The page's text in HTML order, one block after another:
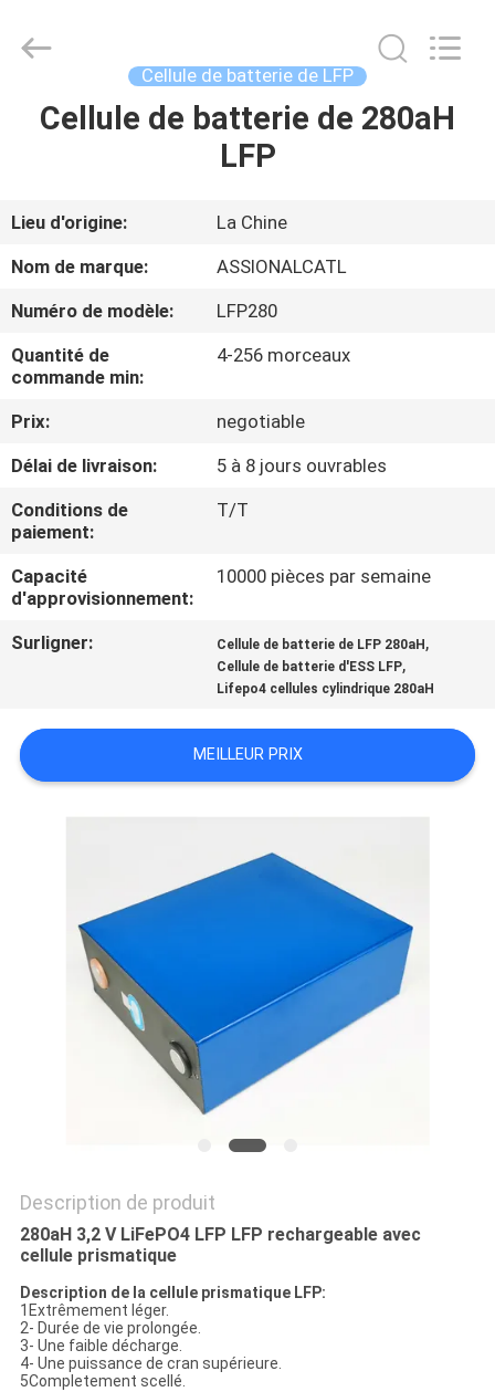
MAISON
AU
SUJET
NOUS
D'USINE
CONTRÔLE
DE
QUALITÉ
NOUS
Export
Reserved.
Developed
Cellule de batterie de LFP
Cellule de batterie de 280aH
LFP
Lieu d'origine:
La Chine
Nom de marque:
ASSIONALCATL
Numéro de modèle:
LFP280
Quantité de
commande min:
4-256 morceaux
Prix:
negotiable
Délai de livraison:
5 à 8 jours ouvrables
Conditions de
paiement:
T/T
Capacité
d'approvisionnement:
10000 pièces par semaine
Surligner: Cellule de batterie de LFP 280aH ,
Cellule de batterie d'ESS LFP,
Lifepo4 cellules cylindrique 280aH
MEILLEUR PRIX
Description de produit
280aH 3,2 V LiFePO4 LFP LFP rechargeable avec
cellule prismatique
Description de la cellule prismatique LFP:
1Extrêmement léger.
2- Durée de vie prolongée.
3- Une faible décharge.
4- Une puissance de cran supérieure.
5Completement scellé.